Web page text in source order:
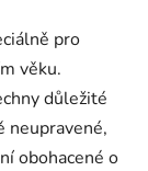
pro
věku.
důležité
neupravené,
obohacené o